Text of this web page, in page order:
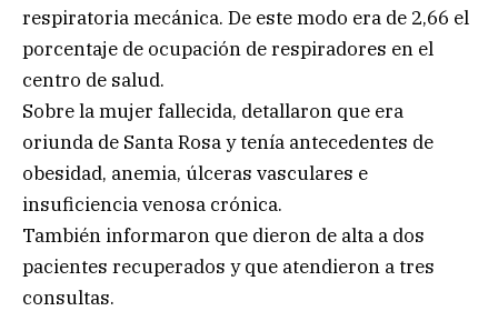
respiratoria mecánica. De este modo era de 2,66 el
porcentaje de ocupación de respiradores en el
centro de salud.
Sobre la mujer fallecida, detallaron que era
oriunda de Santa Rosa y tenía antecedentes de
obesidad, anemia, úlceras vasculares e
insuficiencia venosa crónica.
También informaron que dieron de alta a dos
pacientes recuperados y que atendieron a tres
consultas.